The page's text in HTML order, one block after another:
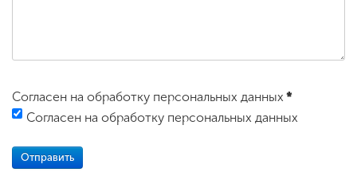
Согласен на обработку персональных данных *
Согласен на обработку персональных данных